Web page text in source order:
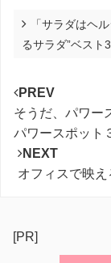
「サラダはヘ
るサラダ”ベスト3
PREV
そうだ、パワー
パワースポット
NEXT
オフィスで映
[PR]